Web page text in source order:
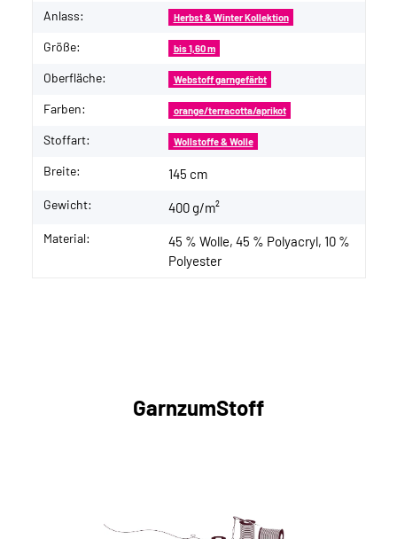
Anlass: Herbst & Winter Kollektion
Größe: bis 1,60 m
Oberfläche: Webstoff garngefärbt
Farben: orange/terracotta/aprikot
Stoffart: Wollstoffe & Wolle
Breite: 145 cm
Gewicht: 400 g/m²
Material:
45 % Wolle, 45 % Polyacryl, 10 %
Polyester
GarnzumStoff